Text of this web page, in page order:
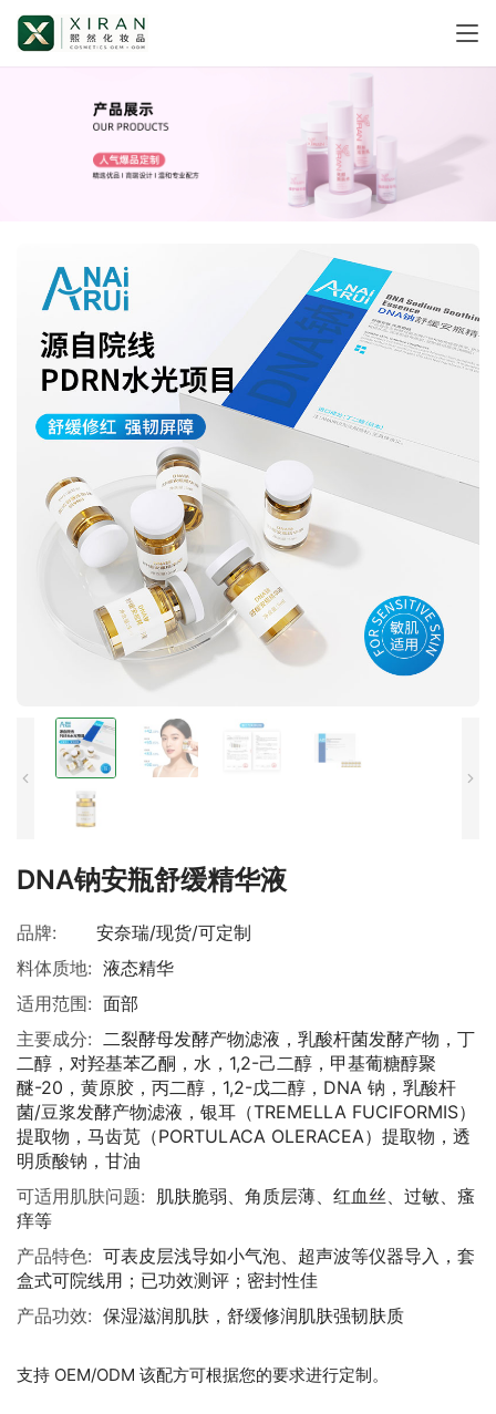
DNA钠安瓶舒缓精华液
品牌:
安奈瑞/现货/可定制
料体质地: 液态精华
适用范围: 面部
主要成分: 二裂酵母发酵产物滤液，乳酸杆菌发酵产物，丁
二醇，对羟基苯乙酮，水，1,2-己二醇，甲基葡糖醇聚
醚-20，黄原胶，丙二醇，1,2-戊二醇，DNA 钠，乳酸杆
菌/豆浆发酵产物滤液，银耳（TREMELLA FUCIFORMIS）
提取物，马齿苋（PORTULACA OLERACEA）提取物，透
明质酸钠，甘油
可适用肌肤问题: 肌肤脆弱、角质层薄、红血丝、过敏、瘙
痒等
产品特色: 可表皮层浅导如小气泡、超声波等仪器导入，套
盒式可院线用；已功效测评；密封性佳
产品功效: 保湿滋润肌肤，舒缓修润肌肤强韧肤质
支持 OEM/ODM 该配方可根据您的要求进行定制。